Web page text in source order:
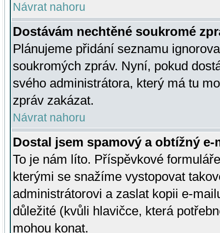
Návrat nahoru
Dostávám nechtěné soukromé
Plánujeme přidání seznamu
soukromých zpráv. Nyní, pokud
svého administrátora, který má tu
zpráv zakázat.
Návrat nahoru
Dostal jsem spamový a obtížný
To je nám líto. Příspěvkové
kterými se snažíme vystopovat
administrátorovi a zaslat kopii e-
důležité (kvůli hlavičce, která
mohou konat.